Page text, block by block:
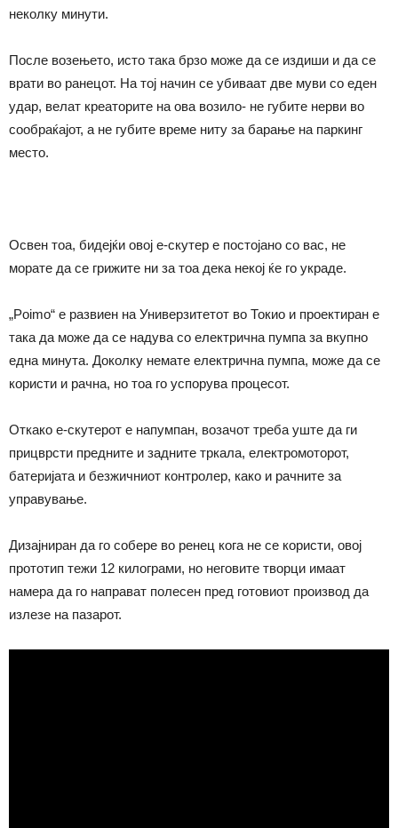
неколку минути.
После возењето, исто така брзо може да се издиши и да се
врати во ранецот. На тој начин се убиваат две муви со еден
удар, велат креаторите на ова возило- не губите нерви во
сообраќајот, а не губите време ниту за барање на паркинг
место.
Освен тоа, бидејќи овој е-скутер е постојано со вас, не
морате да се грижите ни за тоа дека некој ќе го украде.
„Poimo“ е развиен на Универзитетот во Токио и проектиран е
така да може да се надува со електрична пумпа за вкупно
една минута. Доколку немате електрична пумпа, може да се
користи и рачна, но тоа го успорува процесот.
Откако е-скутерот е напумпан, возачот треба уште да ги
прицврсти предните и задните тркала, електромоторот,
батеријата и безжичниот контролер, како и рачните за
управување.
Дизајниран да го собере во ренец кога не се користи, овој
прототип тежи 12 килограми, но неговите творци имаат
намера да го направат полесен пред готовиот производ да
излезе на пазарот.